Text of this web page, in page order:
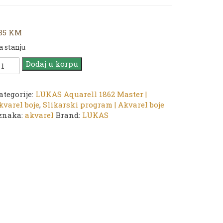
KM
stanju
Dodaj u korpu
LUKAS Aquarell 1862 Master |
boje, Slikarski program | Akvarel boje
akvarel Brand: LUKAS